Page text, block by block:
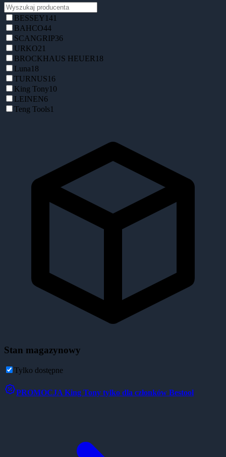
BESSEY141
BAHCO44
SCANGRIP36
URKO21
BROCKHAUS HEUER 18
Luna18
TURNUS16
King Tony10
LEINEN6
Teng Tools1
Stan magazynowy
Tylko dostępne
PROMOCJA King Tony tylko dla członków Bestool